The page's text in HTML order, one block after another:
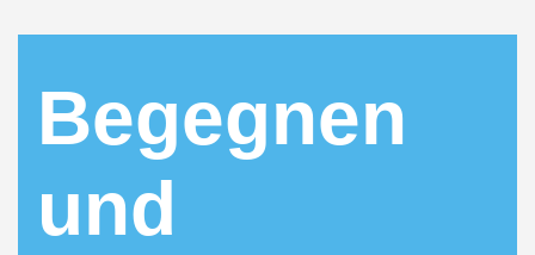
Begegnen
und